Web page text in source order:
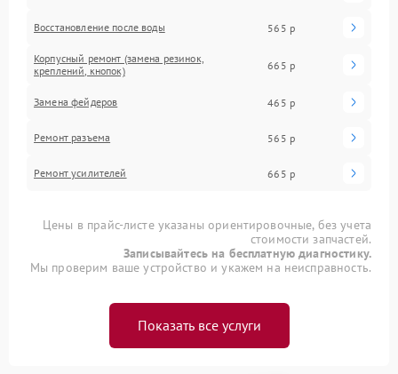
Восстановление после воды 565 р
Корпусный ремонт (замена резинок,
креплений, кнопок)
665 р
Замена фейдеров 465 р
Ремонт разъема 565 р
Ремонт усилителей 665 р
Цены в прайс-листе указаны ориентировочные, без учета
стоимости запчастей.
Записывайтесь на бесплатную диагностику.
Мы проверим ваше устройство и укажем на неисправность.
Показать все услуги